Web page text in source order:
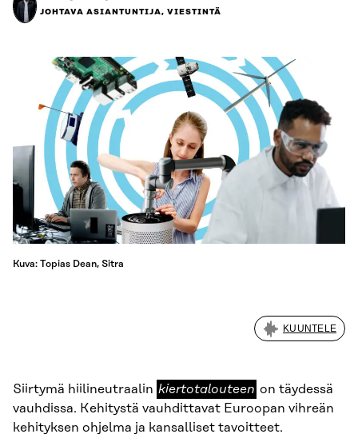
JOHTAVA ASIANTUNTIJA, VIESTINTÄ
Kuva: Topias Dean, Sitra
KUUNTELE
Siirtymä hiilineutraalin kiertotalouteen
kiertotalouteen on täydessä
vauhdissa. Kehitystä vauhdittavat Euroopan vihreän
kehityksen ohjelma ja kansalliset tavoitteet.